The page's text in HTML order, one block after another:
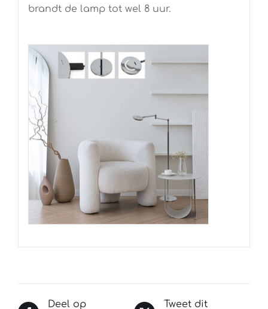
brandt de lamp tot wel 8 uur.
Deel op Tweet dit